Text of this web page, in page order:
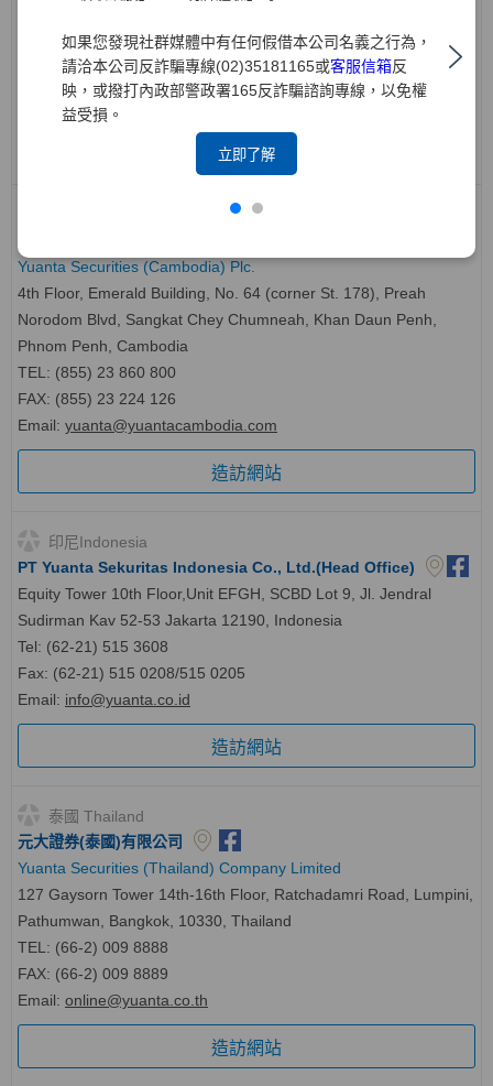
如果您發現社群媒體中有任何假借本公司名義之行為，
請洽本公司反詐騙專線(02)35181165或客服信箱反
映，或撥打內政部警政署165反詐騙諮詢專線，以免權
益受損。
立即了解
造訪網站
Seoul, Korea
TEL: (82-2) 561 0056
FAX: (82-2) 561 9191
造訪網站
Yuanta Securities (Cambodia) Plc.
4th Floor, Emerald Building, No. 64 (corner St. 178), Preah
Norodom Blvd, Sangkat Chey Chumneah, Khan Daun Penh,
Phnom Penh, Cambodia
TEL: (855) 23 860 800
FAX: (855) 23 224 126
Email: yuanta@yuantacambodia.com
造訪網站
印尼Indonesia
PT Yuanta Sekuritas Indonesia Co., Ltd.(Head Office)
Equity Tower 10th Floor,Unit EFGH, SCBD Lot 9, Jl. Jendral
Sudirman Kav 52-53 Jakarta 12190, Indonesia
Tel: (62-21) 515 3608
Fax: (62-21) 515 0208/515 0205
Email: info@yuanta.co.id
造訪網站
泰國 Thailand
元大證券(泰國)有限公司
Yuanta Securities (Thailand) Company Limited
127 Gaysorn Tower 14th-16th Floor, Ratchadamri Road, Lumpini,
Pathumwan, Bangkok, 10330, Thailand
TEL: (66-2) 009 8888
FAX: (66-2) 009 8889
Email: online@yuanta.co.th